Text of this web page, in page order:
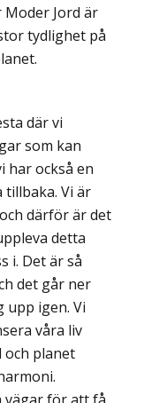
Moder Jord är
tydlighet på
där vi
som kan
har också en
Vi är
därför är det
detta
i. Det är så
det går ner
upp igen. Vi
våra liv
och planet